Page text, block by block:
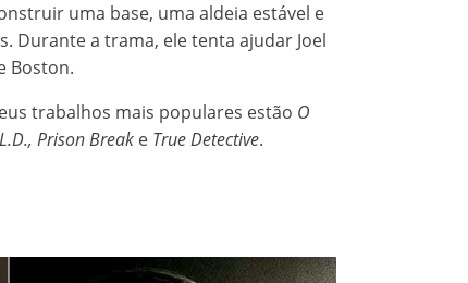
uma base, uma aldeia estável e
Durante a trama, ele tenta ajudar Joel
Boston.
trabalhos mais populares estão O
Prison Break e True Detective.